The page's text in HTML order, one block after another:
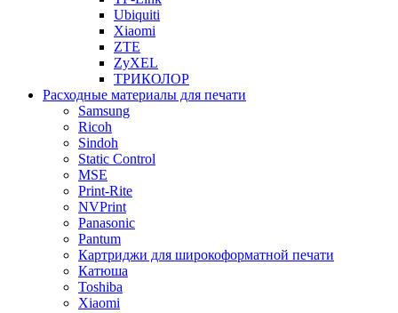
Ubiquiti
Xiaomi
ZTE
ZyXEL
ТРИКОЛОР
Расходные материалы для печати
Samsung
Ricoh
Sindoh
Static Control
MSE
Print-Rite
NVPrint
Panasonic
Pantum
Картриджи для широкоформатной печати
Катюша
Toshiba
Xiaomi